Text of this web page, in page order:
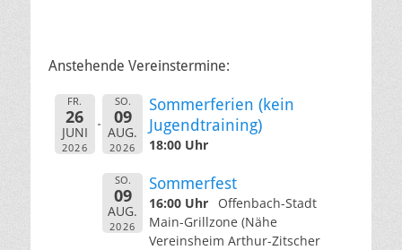
Anstehende Vereinstermine:
FR.
26
JUNI
2026
SO.
09
AUG.
2026
Sommerferien (kein
Jugendtraining)
18:00 Uhr
SO.
09
AUG.
2026
Sommerfest
16:00 Uhr
Offenbach-Stadt
Main-Grillzone (Nähe
Vereinsheim Arthur-Zitscher